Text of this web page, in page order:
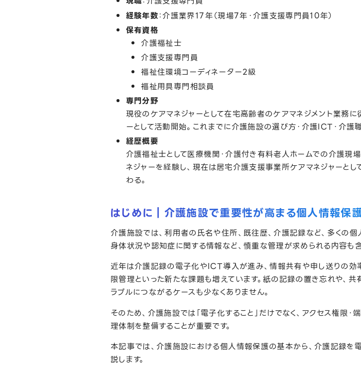
経験年数：介護業界17年（現場7年・介護支援専門員10年）
保有資格
介護福祉士
介護支援専門員
福祉住環境コーディネーター2級
福祉用具専門相談員
専門分野
現役のケアマネジャーとして在宅高齢者のケアマネジメント業務
ーとして活動開始。これまでに介護施設の選び方・介護ICT・介
経歴概要
介護福祉士として医療機関・介護付き有料老人ホームでの介護現
ネジャーを経験し、現在は居宅介護支援事業所ケアマネジャーと
わる。
はじめに｜介護施設で重要性が高まる個人情報保
介護施設では、利用者の氏名や住所、既往歴、介護記録など、多くの
身体状況や認知症に関する情報など、慎重な管理が求められる内容も含
近年は介護記録の電子化やICT導入が進み、情報共有や申し送りの効
限管理といった新たな課題も増えています。紙の記録の置き忘れや、
ラブルにつながるケースも少なくありません。
そのため、介護施設では「電子化すること」だけでなく、アクセス権限
理体制を整備することが重要です。
本記事では、介護施設における個人情報保護の基本から、介護記録を
説します。